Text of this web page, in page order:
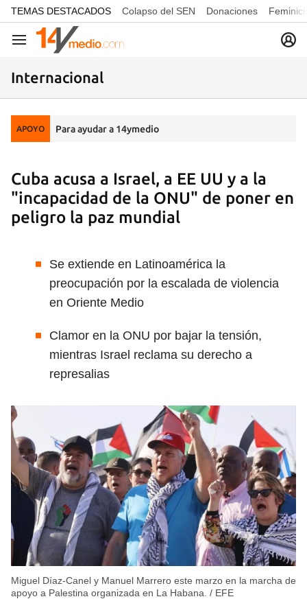
common.go-to-content
TEMAS DESTACADOS Colapso del SEN Donaciones
Navegación
Internacional
APOYO Para ayudar a 14ymedio
Cuba acusa a Israel, a EE UU y a la
"incapacidad de la ONU" de poner en
peligro la paz mundial
Se extiende en Latinoamérica la
preocupación por la escalada de violencia
en Oriente Medio
Clamor en la ONU por bajar la tensión,
mientras Israel reclama su derecho a
represalias
Miguel Díaz-Canel y Manuel Marrero este marzo en la marcha de
apoyo a Palestina organizada en La Habana. / EFE